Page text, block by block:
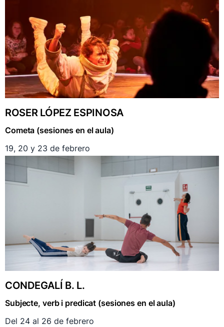
ROSER LÓPEZ ESPINOSA
Cometa (sesiones en el aula)
19, 20 y 23 de febrero
CONDEGALÍ B. L.
Subjecte, verb i predicat (sesiones en el aula)
Del 24 al 26 de febrero